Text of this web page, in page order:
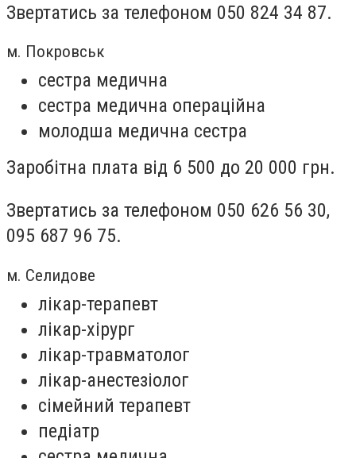
Звертатись за телефоном 050 824 34 87.
м. Покровськ
сестра медична
сестра медична операційна
молодша медична сестра
Заробітна плата від 6 500 до 20 000 грн.
Звертатись за телефоном 050 626 56 30,
095 687 96 75.
м. Селидове
лікар-терапевт
лікар-хірург
лікар-травматолог
лікар-анестезіолог
сімейний терапевт
педіатр